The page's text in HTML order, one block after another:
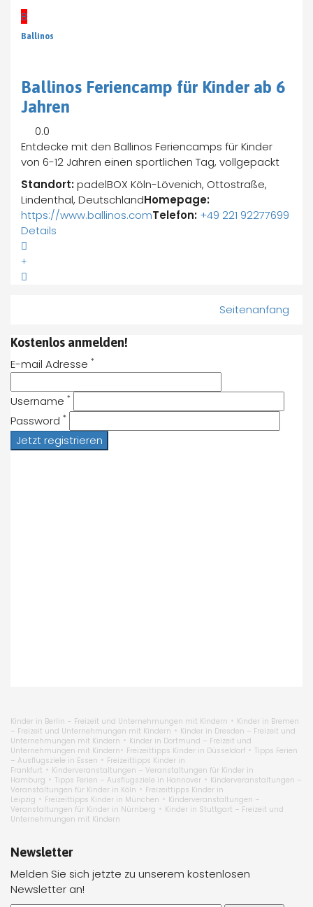
B
Ballinos
Ballinos Feriencamp für Kinder ab 6
Jahren
0.0
Entdecke mit den Ballinos Feriencamps für Kinder
von 6-12 Jahren einen sportlichen Tag, vollgepackt
Standort:padelBOX Köln-Lövenich, Ottostraße,
Lindenthal, DeutschlandHomepage:
https://www.ballinos.comTelefon: +49 221 92277699
Details
Seitenanfang
Kostenlos anmelden!
E-mail Adresse *
Username *
Password *
Jetzt registrieren
Kinder in Berlin – Freizeit und Unternehmungen mit Kindern • Kinder in Bremen
– Freizeit und Unternehmungen mit Kindern• Kinder in Dresden – Freizeit und
Unternehmungen mit Kindern • Kinder in Dortmund – Freizeit und
Unternehmungen mit Kindern• Freizeittipps Kinder in Düsseldorf • Tipps Ferien
– Ausflugsziele in Essen • Freizeittipps Kinder in
Frankfurt• Kinderveranstaltungen – Veranstaltungen für Kinder in
Hamburg • Tipps Ferien – Ausflugsziele in Hannover • Kinderveranstaltungen –
Veranstaltungen für Kinder in Köln • Freizeittipps Kinder in
Leipzig • Freizeittipps Kinder in München • Kinderveranstaltungen –
Veranstaltungen für Kinder in Nürnberg • Kinder in Stuttgart – Freizeit und
Unternehmungen mit Kindern
Newsletter
Melden Sie sich jetzte zu unserem kostenlosen
Newsletter an!